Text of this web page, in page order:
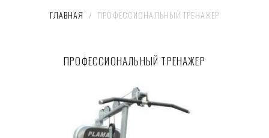
ГЛАВНАЯ
  /  ПРОФЕССИОНАЛЬНЫЙ ТРЕНАЖЕР
ПРОФЕССИОНАЛЬНЫЙ ТРЕНАЖЕР